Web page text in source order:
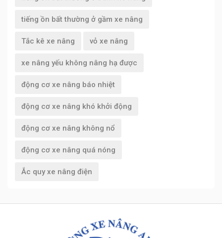
tiếng ồn bất thường ở gầm xe nâng
Tắc kê xe nâng vỏ xe nâng
xe nâng yếu không nâng hạ được
động cơ xe nâng báo nhiệt
động cơ xe nâng khó khởi động
động cơ xe nâng không nổ
động cơ xe nâng quá nóng
Ắc quy xe nâng điện